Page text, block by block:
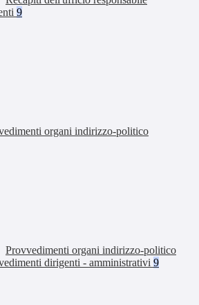
9
organi indirizzo-politico
Provvedimenti organi indirizzo-politico
dirigenti - amministrativi 9